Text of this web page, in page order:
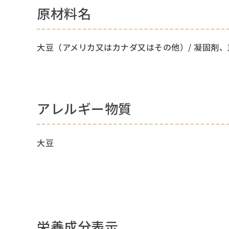
原材料名
大豆（アメリカ又はカナダ又はその他）/ 凝固剤
アレルギー物質
大豆